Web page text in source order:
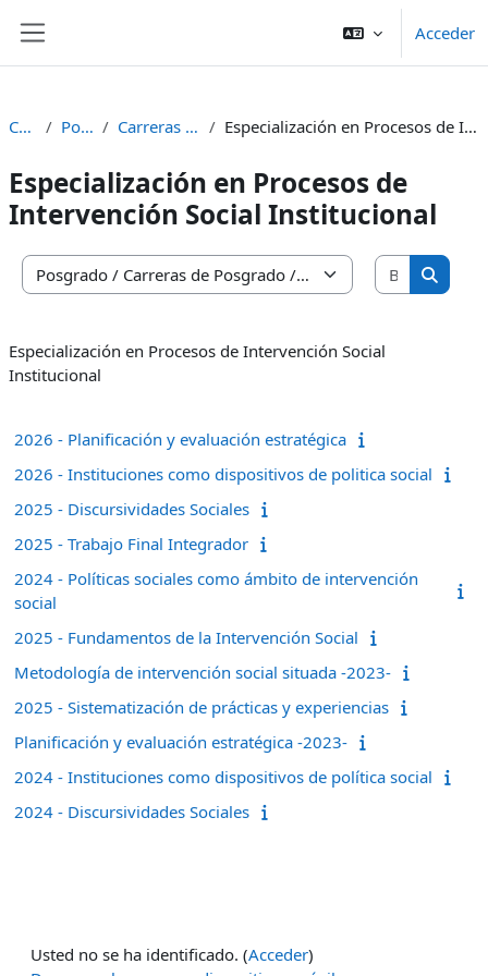
Acceder
Cursos Posgrado Carreras de Posgrado Especialización en Procesos de Intervención Social Institucional
Especialización en Procesos de
Intervención Social Institucional
Categorías
Buscar
Buscar
Especialización en Procesos de Intervención Social
Institucional
2026 - Planificación y evaluación estratégica
2026 - Instituciones como dispositivos de politica social
2025 - Discursividades Sociales
2025 - Trabajo Final Integrador
2024 - Políticas sociales como ámbito de intervención
social
2025 - Fundamentos de la Intervención Social
Metodología de intervención social situada -2023-
2025 - Sistematización de prácticas y experiencias
Planificación y evaluación estratégica -2023-
2024 - Instituciones como dispositivos de política social
2024 - Discursividades Sociales
Usted no se ha identificado. (Acceder)